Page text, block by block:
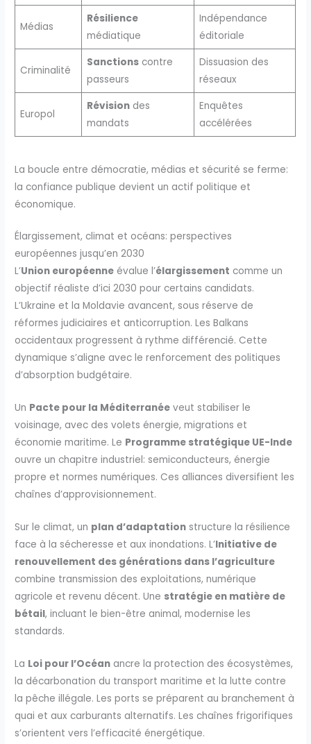
Médias
Résilience
médiatique
Indépendance
éditoriale
Criminalité
Sanctionscontre
passeurs
Dissuasion des
réseaux
Europol
Révisiondes
mandats
Enquêtes
accélérées
La boucle entre démocratie, médias et sécurité se ferme:
la confiance publique devient un actif politique et
économique.
Élargissement, climat et océans: perspectives
européennes jusqu’en 2030
L’Union européenne évalue l’élargissement comme un
objectif réaliste d’ici 2030 pour certains candidats.
L’Ukraine et la Moldavie avancent, sous réserve de
réformes judiciaires et anticorruption. Les Balkans
occidentaux progressent à rythme différencié. Cette
dynamique s’aligne avec le renforcement des politiques
d’absorption budgétaire.
Un Pacte pour la Méditerranée veut stabiliser le
voisinage, avec des volets énergie, migrations et
économie maritime. Le Programme stratégique UE-Inde
ouvre un chapitre industriel: semiconducteurs, énergie
propre et normes numériques. Ces alliances diversifient les
chaînes d’approvisionnement.
Sur le climat, un plan d’adaptation structure la résilience
face à la sécheresse et aux inondations. L’Initiative de
renouvellement des générations dans l’agriculture
combine transmission des exploitations, numérique
agricole et revenu décent. Une stratégie en matière de
bétail, incluant le bien-être animal, modernise les
standards.
La Loi pour l’Océan ancre la protection des écosystèmes,
la décarbonation du transport maritime et la lutte contre
la pêche illégale. Les ports se préparent au branchement à
quai et aux carburants alternatifs. Les chaînes frigorifiques
s’orientent vers l’efficacité énergétique.